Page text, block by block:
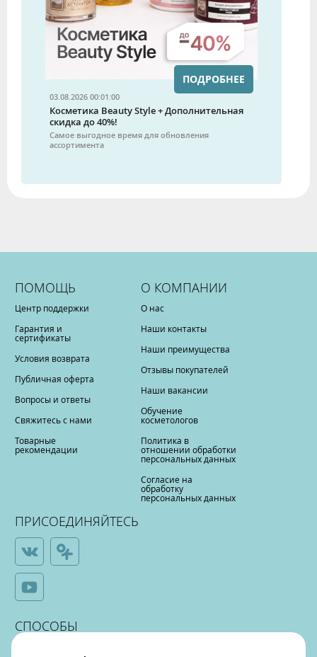
03.08.2026 00:01:00
Косметика Beauty Style + Дополнительная
скидка до 40%!
Самое выгодное время для обновления
ассортимента
ПОДРОБНЕЕ
ПОМОЩЬ
Центр поддержки
Гарантия и
сертификаты
Условия возврата
Публичная оферта
Вопросы и ответы
Свяжитесь с нами
Товарные
рекомендации
О КОМПАНИИ
О нас
Наши контакты
Наши преимущества
Отзывы покупателей
Наши вакансии
Обучение
косметологов
Политика в
отношении обработки
персональных данных
Согласие на
обработку
персональных данных
ПРИСОЕДИНЯЙТЕСЬ
СПОСОБЫ
ОПЛАТЫ